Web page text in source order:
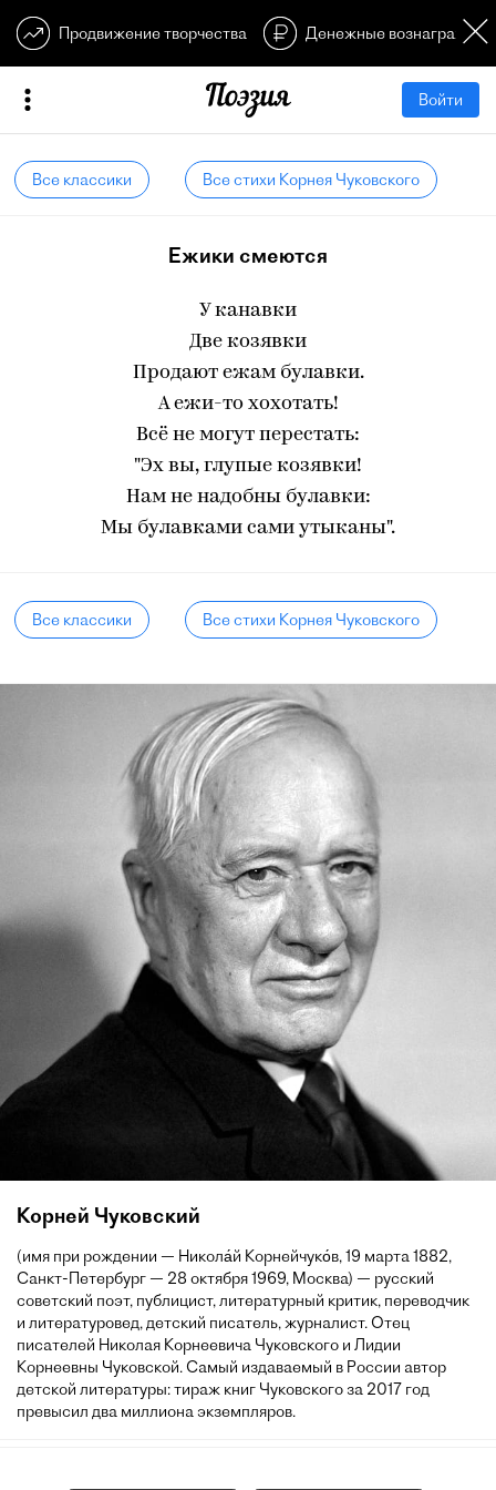
Продвижение творчества Денежные
Войти
Все классики Все стихи Корнея Чуковского
Ежики смеются
У канавки
Две козявки
Продают ежам булавки.
А ежи-то хохотать!
Всё не могут перестать:
"Эх вы, глупые козявки!
Нам не надобны булавки:
Мы булавками сами утыканы".
Все классики Все стихи Корнея Чуковского
Корней Чуковский
(имя при рождении — Никола́й Корнейчуко́в, 19 марта 1882,
Санкт-Петербург — 28 октября 1969, Москва) — русский
советский поэт, публицист, литературный критик, переводчик
и литературовед, детский писатель, журналист. Отец
писателей Николая Корнеевича Чуковского и Лидии
Корнеевны Чуковской. Самый издаваемый в России автор
детской литературы: тираж книг Чуковского за 2017 год
превысил два миллиона экземпляров.